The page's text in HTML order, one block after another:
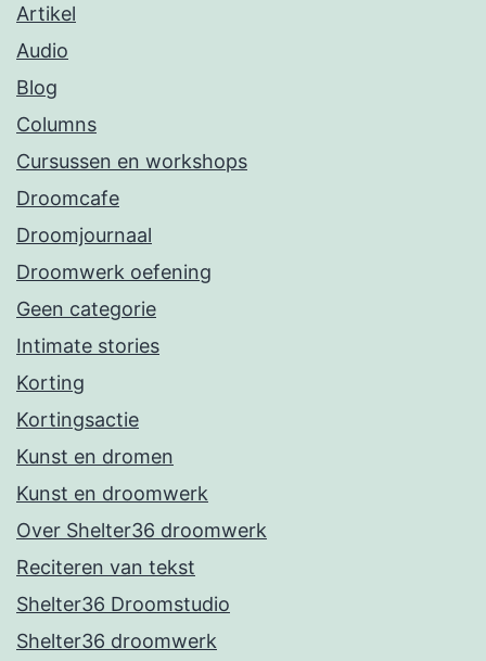
Artikel
Audio
Blog
Columns
Cursussen en workshops
Droomcafe
Droomjournaal
Droomwerk oefening
Geen categorie
Intimate stories
Korting
Kortingsactie
Kunst en dromen
Kunst en droomwerk
Over Shelter36 droomwerk
Reciteren van tekst
Shelter36 Droomstudio
Shelter36 droomwerk